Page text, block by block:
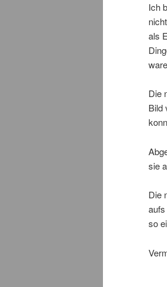
Ich
als
Die
Bild
sie
Die
so